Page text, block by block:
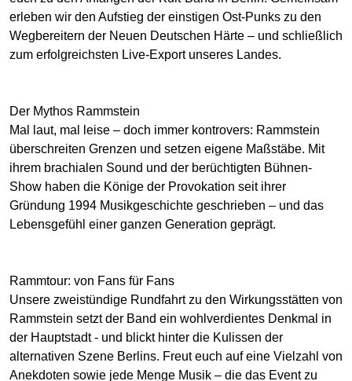
erleben wir den Aufstieg der einstigen Ost-Punks zu den
Wegbereitern der Neuen Deutschen Härte – und schließlich
zum erfolgreichsten Live-Export unseres Landes.
Der Mythos Rammstein
Mal laut, mal leise – doch immer kontrovers: Rammstein
überschreiten Grenzen und setzen eigene Maßstäbe. Mit
ihrem brachialen Sound und der berüchtigten Bühnen-
Show haben die Könige der Provokation seit ihrer
Gründung 1994 Musikgeschichte geschrieben – und das
Lebensgefühl einer ganzen Generation geprägt.
Rammtour: von Fans für Fans
Unsere zweistündige Rundfahrt zu den Wirkungsstätten von
Rammstein setzt der Band ein wohlverdientes Denkmal in
der Hauptstadt - und blickt hinter die Kulissen der
alternativen Szene Berlins. Freut euch auf eine Vielzahl von
Anekdoten sowie jede Menge Musik – die das Event zu